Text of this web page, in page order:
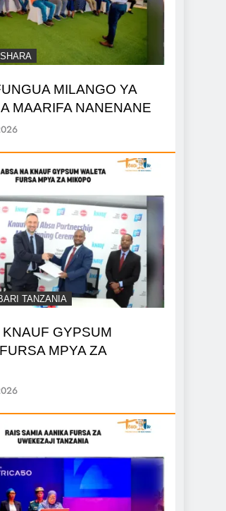
MILANGO YA
MAARIFA NANENANE
TANZANIA
GYPSUM
MPYA ZA